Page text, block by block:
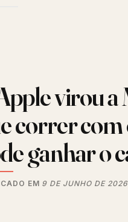
virou
correr
ganhar o
EM 9 DE JUNHO DE 2026